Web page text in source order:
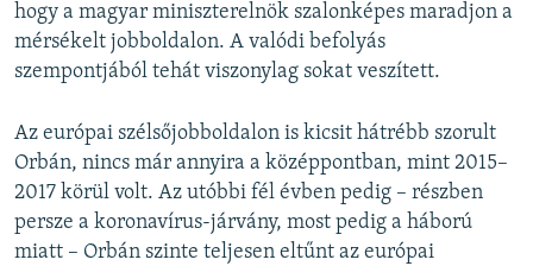
hogy a magyar miniszterelnök szalonképes maradjon a
mérsékelt jobboldalon. A valódi befolyás
szempontjából tehát viszonylag sokat veszített.
Az európai szélsőjobboldalon is kicsit hátrébb szorult
Orbán, nincs már annyira a középpontban, mint 2015–
2017 körül volt. Az utóbbi fél évben pedig – részben
persze a koronavírus-járvány, most pedig a háború
miatt – Orbán szinte teljesen eltűnt az európai